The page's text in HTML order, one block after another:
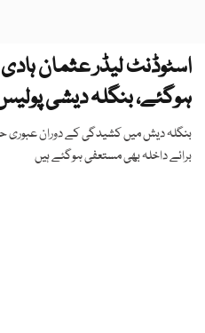
اسٹوڈنٹ لیڈر عثمان
ہوگئے، بنگلہ دیشی
بنگلہ دیش میں کشیدگی کے دوران
برائے داخلہ بھی مستعفی ہوگئے ہیں